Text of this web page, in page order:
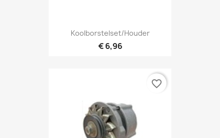
Koolborstelset/houder
€ 6,96
favorite_border